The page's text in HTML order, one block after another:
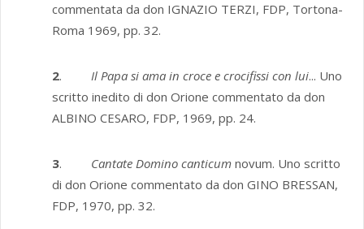
commentata da don IGNAZIO TERZI, FDP, Tortona-
Roma 1969, pp. 32.
2. Il Papa si ama in croce e crocifissi con lui... Uno
scritto inedito di don Orione commentato da don
ALBINO CESARO, FDP, 1969, pp. 24.
3. Cantate Domino canticum novum. Uno scritto
di don Orione commentato da don GINO BRESSAN,
FDP, 1970, pp. 32.